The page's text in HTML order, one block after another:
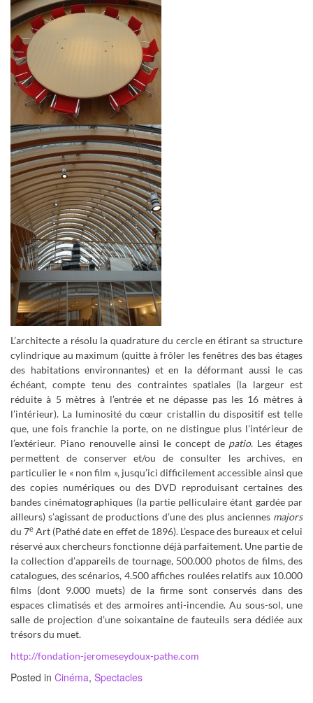
L’architecte a résolu la quadrature du cercle en étirant sa structure
cylindrique au maximum (quitte à frôler les fenêtres des bas étages
des habitations environnantes) et en la déformant aussi le cas
échéant, compte tenu des contraintes spatiales (la largeur est
réduite à 5 mètres à l’entrée et ne dépasse pas les 16 mètres à
l’intérieur). La luminosité du cœur cristallin du dispositif est telle
que, une fois franchie la porte, on ne distingue plus l’intérieur de
l’extérieur. Piano renouvelle ainsi le concept de patio. Les étages
permettent de conserver et/ou de consulter les archives, en
particulier le « non film », jusqu’ici difficilement accessible ainsi que
des copies numériques ou des DVD reproduisant certaines des
bandes cinématographiques (la partie pelliculaire étant gardée par
ailleurs) s’agissant de productions d’une des plus anciennes majors
du 7e Art (Pathé date en effet de 1896). L’espace des bureaux et celui
réservé aux chercheurs fonctionne déjà parfaitement. Une partie de
la collection d’appareils de tournage, 500.000 photos de films, des
catalogues, des scénarios, 4.500 affiches roulées relatifs aux 10.000
films (dont 9.000 muets) de la firme sont conservés dans des
espaces climatisés et des armoires anti-incendie. Au sous-sol, une
salle de projection d’une soixantaine de fauteuils sera dédiée aux
trésors du muet.
http://fondation-jeromeseydoux-pathe.com
Posted in Cinéma, Spectacles